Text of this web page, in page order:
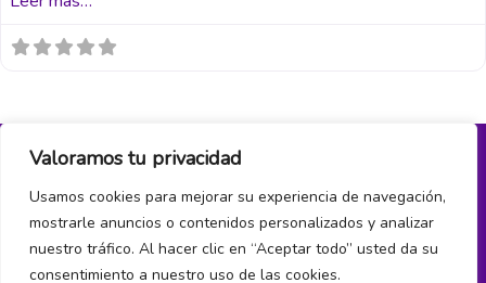
Valoramos tu privacidad
Usamos cookies para mejorar su experiencia de navegación,
mostrarle anuncios o contenidos personalizados y analizar
nuestro tráfico. Al hacer clic en “Aceptar todo” usted da su
consentimiento a nuestro uso de las cookies.
Política de privacidad y cookies
¿Hablamos?